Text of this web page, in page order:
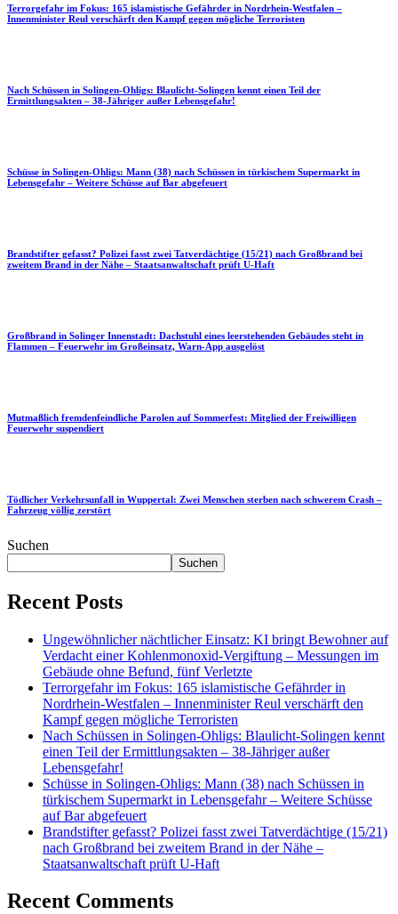
Terrorgefahr im Fokus: 165 islamistische Gefährder in Nordrhein-Westfalen –
Innenminister Reul verschärft den Kampf gegen mögliche Terroristen
Nach Schüssen in Solingen-Ohligs: Blaulicht-Solingen kennt einen Teil der
Ermittlungsakten – 38-Jähriger außer Lebensgefahr!
Schüsse in Solingen-Ohligs: Mann (38) nach Schüssen in türkischem Supermarkt in
Lebensgefahr – Weitere Schüsse auf Bar abgefeuert
Brandstifter gefasst? Polizei fasst zwei Tatverdächtige (15/21) nach Großbrand bei
zweitem Brand in der Nähe – Staatsanwaltschaft prüft U-Haft
Großbrand in Solinger Innenstadt: Dachstuhl eines leerstehenden Gebäudes steht in
Flammen – Feuerwehr im Großeinsatz, Warn-App ausgelöst
Mutmaßlich fremdenfeindliche Parolen auf Sommerfest: Mitglied der Freiwilligen
Feuerwehr suspendiert
Tödlicher Verkehrsunfall in Wuppertal: Zwei Menschen sterben nach schwerem Crash –
Fahrzeug völlig zerstört
Suchen
Suchen
Recent Posts
Ungewöhnlicher nächtlicher Einsatz: KI bringt Bewohner auf
Verdacht einer Kohlenmonoxid-Vergiftung – Messungen im
Gebäude ohne Befund, fünf Verletzte
Terrorgefahr im Fokus: 165 islamistische Gefährder in
Nordrhein-Westfalen – Innenminister Reul verschärft den
Kampf gegen mögliche Terroristen
Nach Schüssen in Solingen-Ohligs: Blaulicht-Solingen kennt
einen Teil der Ermittlungsakten – 38-Jähriger außer
Lebensgefahr!
Schüsse in Solingen-Ohligs: Mann (38) nach Schüssen in
türkischem Supermarkt in Lebensgefahr – Weitere Schüsse
auf Bar abgefeuert
Brandstifter gefasst? Polizei fasst zwei Tatverdächtige (15/21)
nach Großbrand bei zweitem Brand in der Nähe –
Staatsanwaltschaft prüft U-Haft
Recent Comments